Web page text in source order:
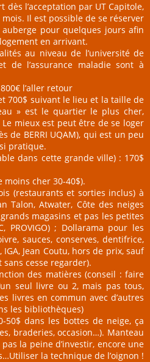
dès l’acceptation par UT Capitole,
Il est possible de se réserver
pour quelques jours afin
en arrivant.
au niveau de l’université de
de l’assurance maladie sont à
l’aller retour
700$ suivant le lieu et la taille de
» est le quartier le plus cher,
mieux est peut être de se loger
de BERRI UQAM), qui est un peu
pratique.
dans cette grande ville) : 170$
moins cher 30-40$).
(restaurants et sorties inclus) à
Talon, Atwater, Côte des neiges
magasins et pas les petites
PROVIGO) ; Dollarama pour les
sauces, conserves, dentifrice,
IGA, Jean Coutu, hors de prix, sauf
cesse regarder).
des matières (conseil : faire
seul livre ou 2, mais pas tous,
livres en commun avec d’autres
les bibliothèques)
50$ dans les bottes de neige, ça
braderies, occasion…). Manteau
la peine d’investir, encore une
la technique de l’oignon !